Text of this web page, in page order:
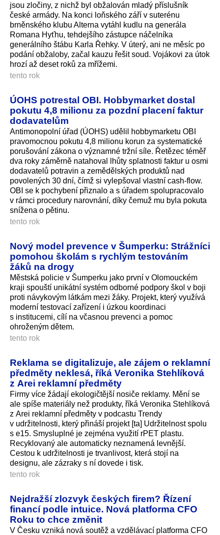
jsou zločiny, z nichž byl obžalován mladý příslušník
české armády. Na konci loňského září v suterénu
brněnského klubu Alterna vytáhl kudlu na generála
Romana Hyťhu, tehdejšího zástupce náčelníka
generálního štábu Karla Řehky. V úterý, ani ne měsíc po
podání obžaloby, začal kauzu řešit soud. Vojákovi za útok
hrozí až deset roků za mřížemi.
tento rok
ÚOHS potrestal OBI. Hobbymarket dostal
pokutu 4,8 milionu za pozdní placení faktur
dodavatelům
Antimonopolní úřad (ÚOHS) udělil hobbymarketu OBI
pravomocnou pokutu 4,8 milionu korun za systematické
porušování zákona o významné tržní síle. Řetězec téměř
dva roky záměrně natahoval lhůty splatnosti faktur u osmi
dodavatelů potravin a zemědělských produktů nad
povolených 30 dní, čímž si vylepšoval vlastní cash-flow.
OBI se k pochybení přiznalo a s úřadem spolupracovalo
v rámci procedury narovnání, díky čemuž mu byla pokuta
snížena o pětinu.
tento rok
Nový model prevence v Šumperku: Strážníci
pomohou školám s rychlým testováním
žáků na drogy
Městská policie v Šumperku jako první v Olomouckém
kraji spouští unikátní systém odborné podpory škol v boji
proti návykovým látkám mezi žáky. Projekt, který využívá
moderní testovací zařízení i úzkou koordinaci
s institucemi, cílí na včasnou prevenci a pomoc
ohroženým dětem.
tento rok
Reklama se digitalizuje, ale zájem o reklamní
předměty neklesá, říká Veronika Stehlíková
z Arei reklamní předměty
Firmy více žádají ekologičtější nosiče reklamy. Mění se
ale spíše materiály než produkty, říká Veronika Stehlíková
z Arei reklamní předměty v podcastu Trendy
v udržitelnosti, který přináší projekt [ta] Udržitelnost spolu
s e15. Smysluplné je zejména využití rPET plastu.
Recyklovaný ale automaticky neznamená levnější.
Cestou k udržitelnosti je trvanlivost, která stojí na
designu, ale zázraky s ní dovede i tisk.
tento rok
Nejdražší zlozvyk českých firem? Řízení
financí podle intuice. Nová platforma CFO
Roku to chce změnit
V Česku vzniká nová soutěž a vzdělávací platforma CFO